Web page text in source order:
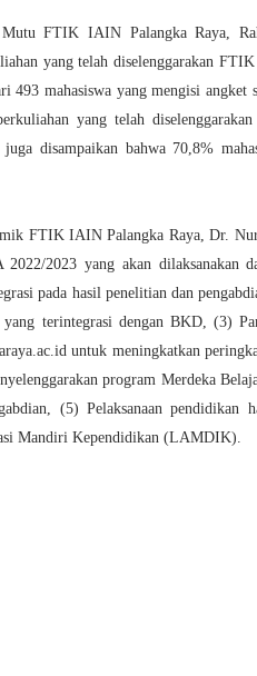
FTIK IAIN Palangka Raya,
yang telah diselenggarakan
493 mahasiswa yang mengisi angket
yang telah
disampaikan bahwa 70,8%
FTIK IAIN Palangka Raya, Dr.
2023 yang akan dilaksanakan
pada hasil penelitian dan
yang terintegrasi dengan BKD, (3)
untuk meningkatkan
program Merdeka
(5) Pelaksanaan pendidikan
Mandiri Kependidikan (LAMDIK).